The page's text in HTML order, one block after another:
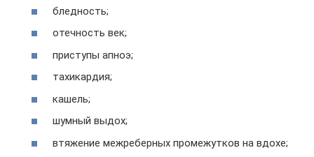
бледность;
отечность век;
приступы апноэ;
тахикардия;
кашель;
шумный выдох;
втяжение межреберных промежутков на вдохе;